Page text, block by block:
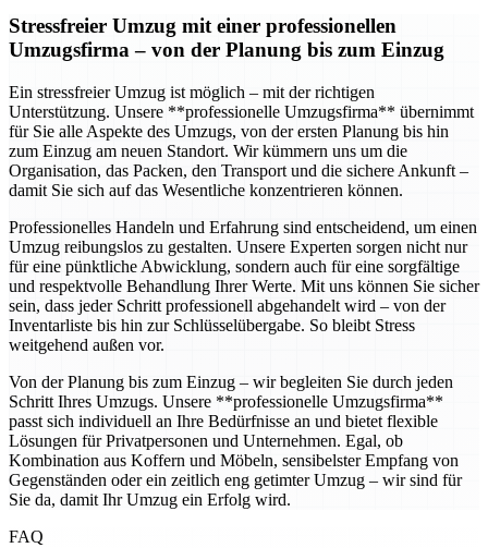
Stressfreier Umzug mit einer professionellen
Umzugsfirma – von der Planung bis zum Einzug
Ein stressfreier Umzug ist möglich – mit der richtigen
Unterstützung. Unsere **professionelle Umzugsfirma** übernimmt
für Sie alle Aspekte des Umzugs, von der ersten Planung bis hin
zum Einzug am neuen Standort. Wir kümmern uns um die
Organisation, das Packen, den Transport und die sichere Ankunft –
damit Sie sich auf das Wesentliche konzentrieren können.
Professionelles Handeln und Erfahrung sind entscheidend, um einen
Umzug reibungslos zu gestalten. Unsere Experten sorgen nicht nur
für eine pünktliche Abwicklung, sondern auch für eine sorgfältige
und respektvolle Behandlung Ihrer Werte. Mit uns können Sie sicher
sein, dass jeder Schritt professionell abgehandelt wird – von der
Inventarliste bis hin zur Schlüsselübergabe. So bleibt Stress
weitgehend außen vor.
Von der Planung bis zum Einzug – wir begleiten Sie durch jeden
Schritt Ihres Umzugs. Unsere **professionelle Umzugsfirma**
passt sich individuell an Ihre Bedürfnisse an und bietet flexible
Lösungen für Privatpersonen und Unternehmen. Egal, ob
Kombination aus Koffern und Möbeln, sensibelster Empfang von
Gegenständen oder ein zeitlich eng getimter Umzug – wir sind für
Sie da, damit Ihr Umzug ein Erfolg wird.
FAQ